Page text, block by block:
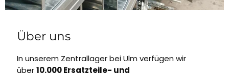
Über uns
In unserem Zentrallager bei Ulm verfügen wir
über10.000 Ersatzteile- und